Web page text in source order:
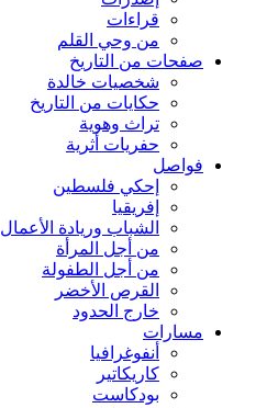
قراءات
من وحي القلم
صفحات من التاريخ
شخصيات خالدة
حكايات من التاريخ
تراث وهوية
حفريات أثرية
فواصل
إحكي فلسطين
إفريقيا
الشباب وريادة الأعمال
من أجل المرأة
من أجل الطفولة
القرص الأخضر
خارج الحدود
مسارات
أنفوغرافيا
كاريكاتير
بودكاست